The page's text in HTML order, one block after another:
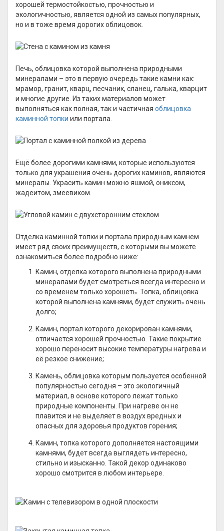
хорошей термостойкостью, прочностью и
экологичностью, является одной из самых популярных,
но и в тоже время дорогих облицовок.
Печь, облицовка которой выполнена природными
минералами – это в первую очередь такие камни как:
мрамор, гранит, кварц, песчаник, сланец, галька, кварцит
и многие другие. Из таких материалов может
выполняться как полная, так и частичная облицовка
каминной топки или портала.
Ещё более дорогими камнями, которые используются
только для украшения очень дорогих каминов, являются
минералы. Украсить камин можно яшмой, ониксом,
жадеитом, змеевиком.
Отделка каминной топки и портала природным камнем
имеет ряд своих преимуществ, с которыми вы можете
ознакомиться более подробно ниже:
Камин, отделка которого выполнена природными
минералами будет смотреться всегда интересно и
со временем только хорошеть. Топка, облицовка
которой выполнена камнями, будет служить очень
долго;
Камин, портал которого декорирован камнями,
отличается хорошей прочностью. Такие покрытие
хорошо переносит высокие температуры нагрева и
её резкое снижение;
Камень, облицовка которым пользуется особенной
популярностью сегодня – это экологичный
материал, в основе которого лежат только
природные компоненты. При нагреве он не
плавится и не выделяет в воздух вредных и
опасных для здоровья продуктов горения;
Камин, топка которого дополняется настоящими
камнями, будет всегда выглядеть интересно,
стильно и изысканно. Такой декор одинаково
хорошо смотрится в любом интерьере.